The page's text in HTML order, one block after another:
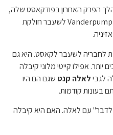
הפרק האחרון בפודקאסט שלה,
Rachel Goes Rogue. כוכבת Vanderpump Rules לשעבר חולקת
לחבריה לשעבר לקאסט. היא גם
אפילו קייטי מלוני קיבלה
לגבילאלה קנט שגם הם היו
בעונות קודמות.
לדבר" עם לאלה. האם היא קיבלה